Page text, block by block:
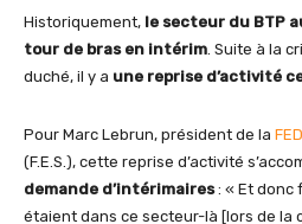
Historiquement, le secteur du BTP
tour de bras en intérim . Suite à la
duché, il y a une reprise d’activité
Pour Marc Lebrun, président de la
(F.E.S.), cette reprise d’activité
demande d’intérimaires: « Et donc
étaient dans ce secteur-là [lors de la